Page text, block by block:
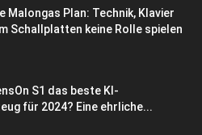
Malongas Plan: Technik, Klavier
Schallplatten keine Rolle spielen
S1 das beste KI-
für 2024? Eine ehrliche...